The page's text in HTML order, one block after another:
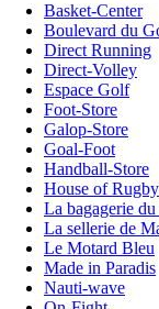
Basket-Center
Boulevard du
Direct Running
Direct-Volley
Espace Golf
Foot-Store
Galop-Store
Goal-Foot
Handball-Store
House of Rugby
La bagagerie
La sellerie de
Le Motard Bleu
Made in Paradis
Nauti-wave